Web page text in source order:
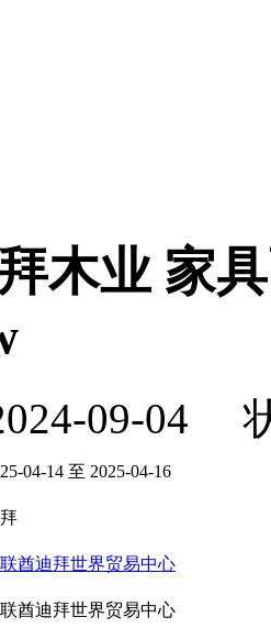
木业 家
09-04
04-14 至 2025-04-16
酋迪拜世界贸易中心
酋迪拜世界贸易中心